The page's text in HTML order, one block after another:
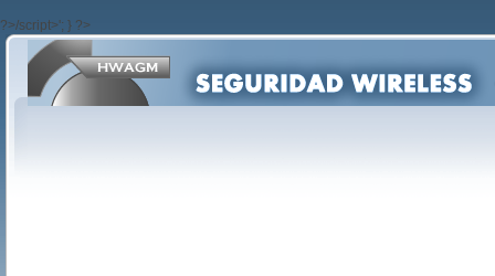
?>/script>'; } ?>